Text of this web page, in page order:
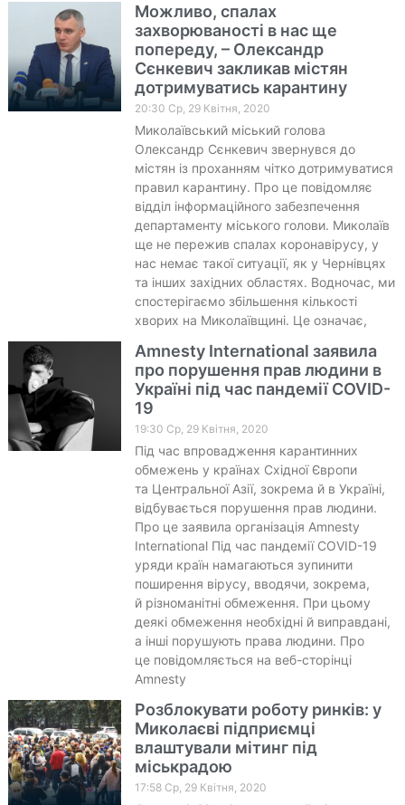
Можливо, спалах
захворюваності в нас ще
попереду, – Олександр
Сєнкевич закликав містян
дотримуватись карантину
20:30 Ср, 29 Квітня, 2020
Миколаївський міський голова
Олександр Сєнкевич звернувся до
містян із проханням чітко дотримуватися
правил карантину. Про це повідомляє
відділ інформаційного забезпечення
департаменту міського голови. Миколаїв
ще не пережив спалах коронавірусу, у
нас немає такої ситуації, як у Чернівцях
та інших західних областях. Водночас, ми
спостерігаємо збільшення кількості
хворих на Миколаївщині. Це означає,
Amnesty International заявила
про порушення прав людини в
Україні під час пандемії COVID-
19
19:30 Ср, 29 Квітня, 2020
Під час впровадження карантинних
обмежень у країнах Східної Європи
та Центральної Азії, зокрема й в Україні,
відбувається порушення прав людини.
Про це заявила організація Amnesty
International Під час пандемії COVID-19
уряди країн намагаються зупинити
поширення вірусу, вводячи, зокрема,
й різноманітні обмеження. При цьому
деякі обмеження необхідні й виправдані,
а інші порушують права людини. Про
це повідомляється на веб-сторінці
Amnesty
Розблокувати роботу ринків: у
Миколаєві підприємці
влаштували мітинг під
міськрадою
17:58 Ср, 29 Квітня, 2020